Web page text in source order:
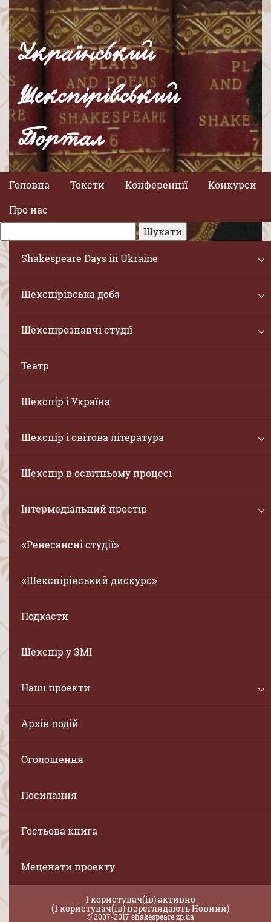
Український
Шекспірівський
Портал
Головна Тексти Конференції
Конкурси
Про нас
Shakespeare Days in Ukraine
Шекспірівська доба
Шекспірознавчі студії
Театр
Шекспір і Україна
Шекспір і світова література
Шекспір в освітньому процесі
Інтермедіальний простір
«Ренесансні студії»
«Шекспірівський дискурс»
Подкасти
Шекспір у ЗМІ
Наші проекти
Архів подій
Оголошення
Посилання
Гостьова книга
Меценати проекту
1 користувач(ів) активно
(1 користувач(ів) переглядають Новини)
© 2007-2017 shakespeare.zp.ua